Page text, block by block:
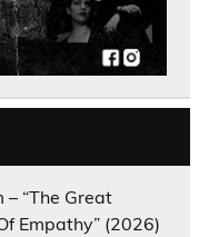
“The Great
Empathy” (2026)